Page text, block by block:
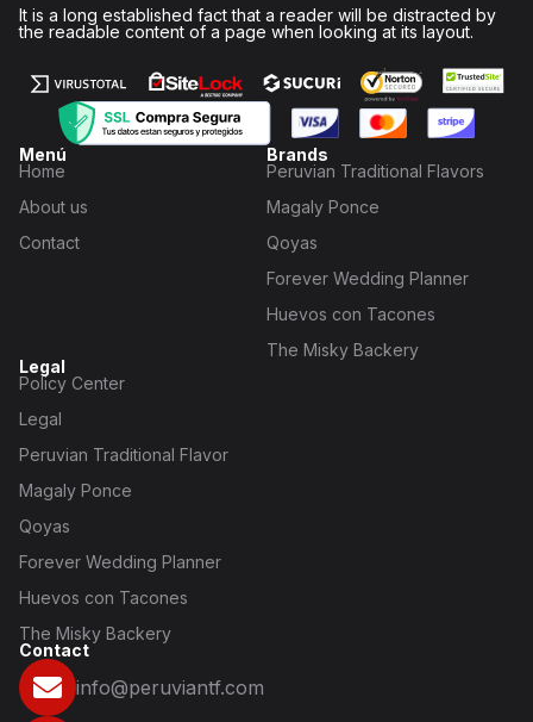
It is a long established fact that a reader will be distracted by
the readable content of a page when looking at its layout.
Menú
Home
About us
Contact
Brands
Peruvian Traditional Flavors
Magaly Ponce
Qoyas
Forever Wedding Planner
Huevos con Tacones
The Misky Backery
Legal
Policy Center
Legal
Peruvian Traditional Flavor
Magaly Ponce
Qoyas
Forever Wedding Planner
Huevos con Tacones
The Misky Backery
Contact
info@peruviantf.com